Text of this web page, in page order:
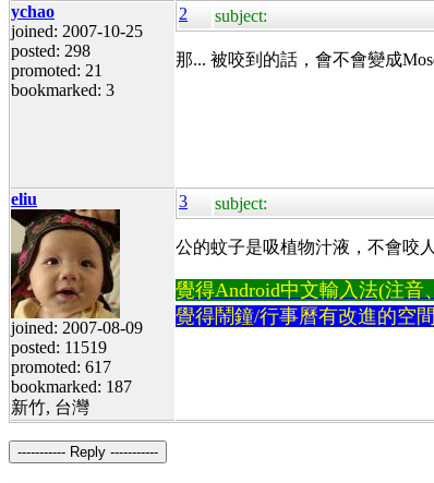
ychao
joined: 2007-10-25
posted: 298
promoted: 21
bookmarked: 3
2 subject:
那... 被咬到的話，會不會變成
eliu
joined: 2007-08-09
posted: 11519
promoted: 617
bookmarked: 187
新竹, 台灣
3 subject:
公的蚊子是吸植物汁液，不會咬
覺得Android中文輸入法(注
覺得鬧鐘/行事曆有改進的空
----------- Reply -----------